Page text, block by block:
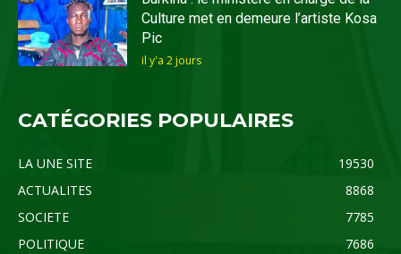
Culture met en demeure l’artiste Kosa
Pic
il y'a 2 jours
CATÉGORIES POPULAIRES
LA UNE SITE
19530
ACTUALITES
8868
SOCIETE
7785
POLITIQUE
7686